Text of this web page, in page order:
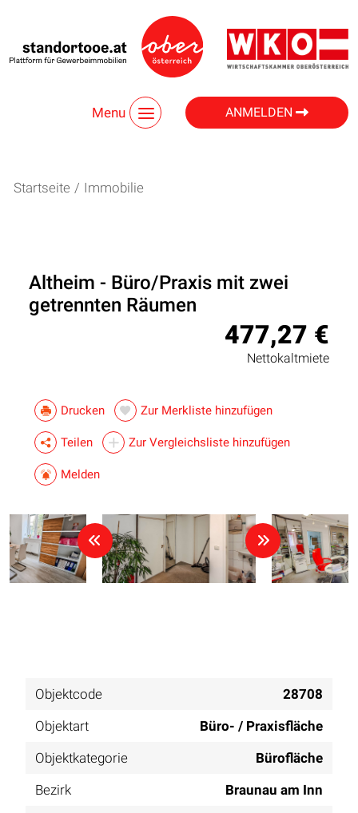
Menu ANMELDEN
Startseite / Immobilie
Altheim - Büro/Praxis mit zwei
getrennten Räumen
477,27 €
Nettokaltmiete
Drucken Zur Merkliste hinzufügen
Teilen Zur Vergleichsliste hinzufügen
Melden
Objektcode
28708
Objektart
Büro- / Praxisfläche
Objektkategorie
Bürofläche
Bezirk
Braunau am Inn